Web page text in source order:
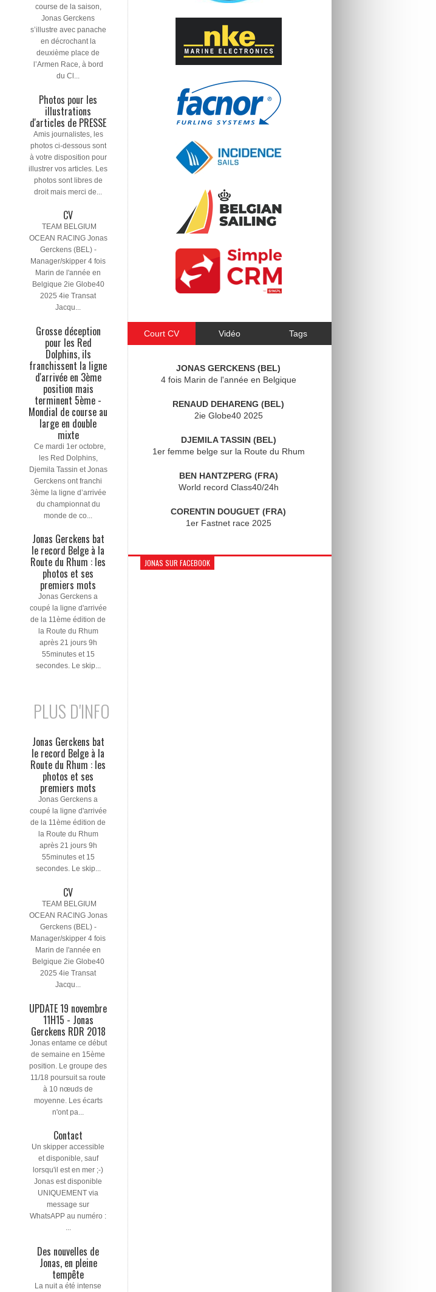
course de la saison,
Jonas Gerckens
s’illustre avec panache
en décrochant la
deuxième place de
l’Armen Race, à bord
du Cl...
Photos pour les
illustrations
d'articles de PRESSE
Amis journalistes, les
photos ci-dessous sont
à votre disposition pour
illustrer vos articles. Les
photos sont libres de
droit mais merci de...
CV
TEAM BELGIUM
OCEAN RACING Jonas
Gerckens (BEL) -
Manager/skipper 4 fois
Marin de l'année en
Belgique 2ie Globe40
2025 4ie Transat
Jacqu...
Grosse déception
pour les Red
Dolphins, ils
franchissent la ligne
d'arrivée en 3ème
position mais
terminent 5ème -
Mondial de course au
large en double
mixte
Ce mardi 1er octobre,
les Red Dolphins,
Djemila Tassin et Jonas
Gerckens ont franchi
3ème la ligne d’arrivée
du championnat du
monde de co...
Jonas Gerckens bat
le record Belge à la
Route du Rhum : les
photos et ses
premiers mots
Jonas Gerckens a
coupé la ligne d'arrivée
de la 11ème édition de
la Route du Rhum
après 21 jours 9h
55minutes et 15
secondes. Le skip...
PLUS D'INFO
Jonas Gerckens bat
le record Belge à la
Route du Rhum : les
photos et ses
premiers mots
Jonas Gerckens a
coupé la ligne d'arrivée
de la 11ème édition de
la Route du Rhum
après 21 jours 9h
55minutes et 15
secondes. Le skip...
CV
TEAM BELGIUM
OCEAN RACING Jonas
Gerckens (BEL) -
Manager/skipper 4 fois
Marin de l'année en
Belgique 2ie Globe40
2025 4ie Transat
Jacqu...
UPDATE 19 novembre
11H15 - Jonas
Gerckens RDR 2018
Jonas entame ce début
de semaine en 15ème
position. Le groupe des
11/18 poursuit sa route
à 10 nœuds de
moyenne. Les écarts
n'ont pa...
Contact
Un skipper accessible
et disponible, sauf
lorsqu'il est en mer ;-)
Jonas est disponible
UNIQUEMENT via
message sur
WhatsAPP au numéro :
Des nouvelles de
Jonas, en pleine
tempête
La nuit a été intense
Court CV Vidéo Tags
JONAS GERCKENS (BEL)
4 fois Marin de l'année en Belgique
RENAUD DEHARENG (BEL)
2ie Globe40 2025
DJEMILA TASSIN (BEL)
1er femme belge sur la Route du Rhum
BEN HANTZPERG (FRA)
World record Class40/24h
CORENTIN DOUGUET (FRA)
1er Fastnet race 2025
JONAS SUR FACEBOOK